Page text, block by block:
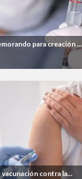
para creación ...
vacunación contra la...